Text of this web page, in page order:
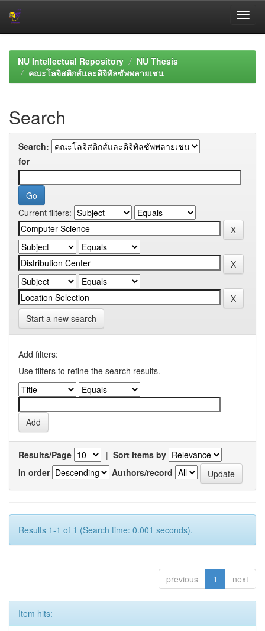
navigationNU Intellectual Repository
NU Thesis
คณะโลจิสติกส์และดิจิทัลซัพพลายเชน
Search
Search:
for
Current filters:
Start a new search
Add filters:
Use filters to refine the search results.
Results/Page | Sort items by
In order
Authors/record
Results 1-1 of 1 (Search time: 0.001 seconds).
previous 1 next
Item hits: